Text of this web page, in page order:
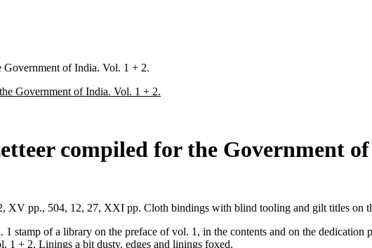
Government of India. Vol. 1 + 2.
compiled for the Government
XV pp., 504, 12, 27, XXI pp. Cloth bindings with blind tooling and gilt titles on
stamp of a library on the preface of vol. 1, in the contents and on the dedication
1 + 2. Linings a bit dusty, edges and linings foxed.